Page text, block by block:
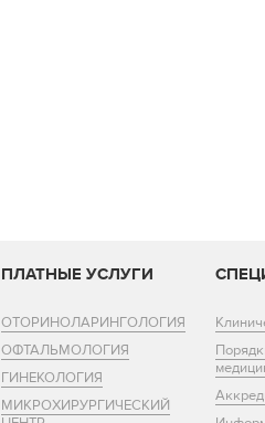
ПЛАТНЫЕ УСЛУГИ
ОТОРИНОЛАРИНГОЛОГИЯ
ОФТАЛЬМОЛОГИЯ
ГИНЕКОЛОГИЯ
МИКРОХИРУРГИЧЕСКИЙ